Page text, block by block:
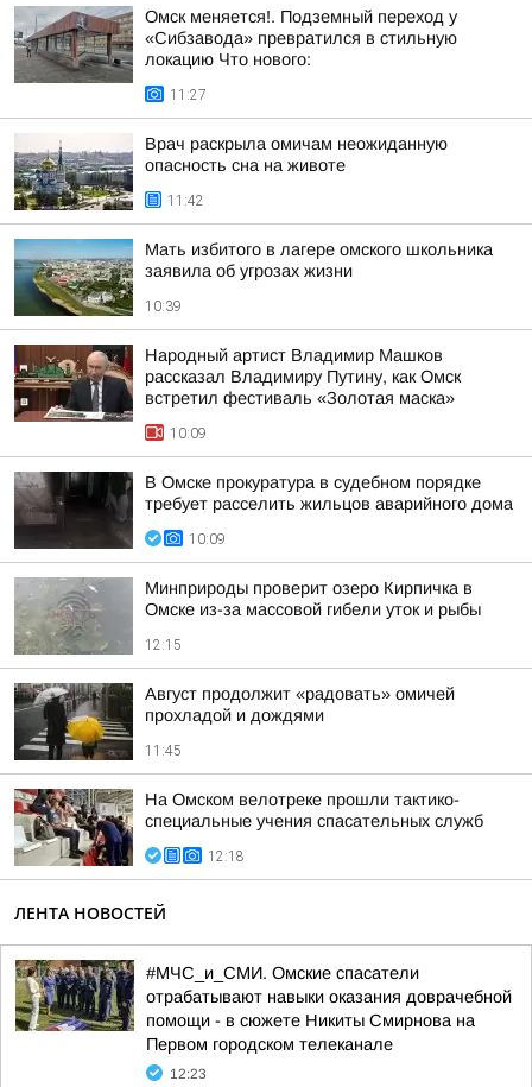
Омск меняется!. Подземный переход у
«Сибзавода» превратился в стильную
локацию Что нового:
11:27
Врач раскрыла омичам неожиданную
опасность сна на животе
11:42
Мать избитого в лагере омского школьника
заявила об угрозах жизни
10:39
Народный артист Владимир Машков
рассказал Владимиру Путину, как Омск
встретил фестиваль «Золотая маска»
10:09
В Омске прокуратура в судебном порядке
требует расселить жильцов аварийного дома
10:09
Минприроды проверит озеро Кирпичка в
Омске из-за массовой гибели уток и рыбы
12:15
Август продолжит «радовать» омичей
прохладой и дождями
11:45
На Омском велотреке прошли тактико-
специальные учения спасательных служб
12:18
ЛЕНТА НОВОСТЕЙ
#МЧС_и_СМИ. Омские спасатели
отрабатывают навыки оказания доврачебной
помощи - в сюжете Никиты Смирнова на
Первом городском телеканале
12:23